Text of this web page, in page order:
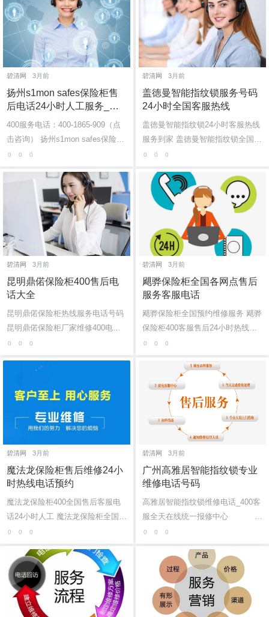
碧清网 3月前
扬州s1mon safes保险柜售
后电话24小时人工服务_故
障点查询快速报修
400服务电话：400-1865-909（点
击咨询） 扬州s1mon safes保险柜
全国官方客服受理中心 s1mon saf
0 0 0
碧清网 3月前
盖徳曼智能指纹锁服务号码
24小时全国客服热线
盖徳曼智能指纹锁24小时客服热线
服务到家 盖徳曼智能指纹锁全国各
24小时服务热线号码：(1)400-1865
话总...
0 0 0
碧清网 3月前
昆明鼎偌保险柜400售后电
话大全
昆明鼎偌保险柜热线服务电话号码
昆明鼎偌保险柜厂家维修400电
话：(1)400-1865-909 鼎偌保险柜
5-909 鼎...
0 0 0
碧清网 3月前
飓骅保险柜全国各网点售后
服务客服电话
飓骅保险柜全国预约维修服务 飓骅
保险柜400客服售后24小时热线电
话：(1)400-1865-909（点击咨询）
0 0 0
碧清网 3月前
魔法龙保险柜售后维修24小
时热线电话预约
魔法龙保险柜400全国售后客服电
话24小时人工 魔法龙保险柜全国维
修服务平台：(1)400-1865-909 魔
修汇总...
0 0 0
碧清网 3月前
广州高雅居智能指纹锁专业
维修电话号码
高雅居智能指纹锁维修电话_400客
服全天在线统一报修中心
广州高雅居智能指纹锁400客...
0 0 0